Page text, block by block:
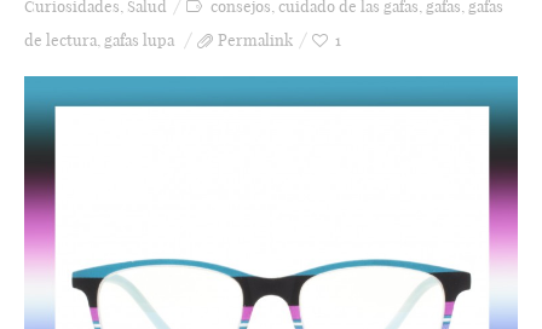
Curiosidades Salud consejos cuidado de las gafas gafas gafas
de lectura gafas lupa Permalink 1